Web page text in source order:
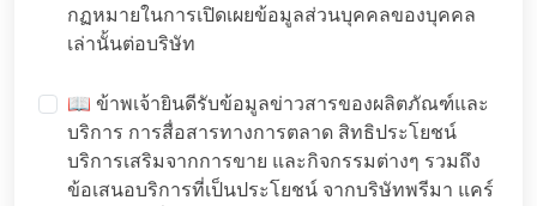
กฏหมายในการเปิดเผยข้อมูลส่วนบุคคลของบุคคล
เล่านั้นต่อบริษัท
📖 ข้าพเจ้ายินดีรับข้อมูลข่าวสารของผลิตภัณฑ์และ
บริการ การสื่อสารทางการตลาด สิทธิประโยชน์
บริการเสริมจากการขาย และกิจกรรมต่างๆ รวมถึง
ข้อเสนอบริการที่เป็นประโยชน์ จากบริษัทพรีมา แคร์